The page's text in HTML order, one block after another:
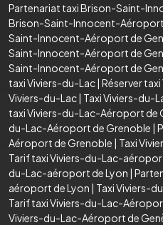
Partenariat taxi Brison-Saint-
Brison-Saint-Innocent-Aéroport
Saint-Innocent-Aéroport de
Saint-Innocent-Aéroport de
Saint-Innocent-Aéroport de
taxi Viviers-du-Lac| Réserver
Viviers-du-Lac| Taxi Viviers-du-
taxi Viviers-du-Lac-Aéroport de
du-Lac-Aéroport de Grenoble |
Aéroport de Grenoble | Taxi
Tarif taxi Viviers-du-Lac-
du-Lac-aéroport de Lyon |
aéroport de Lyon | Taxi Viviers-
Tarif taxi Viviers-du-Lac-
Viviers-du-Lac-Aéroport de